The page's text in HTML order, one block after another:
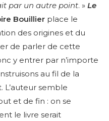
par un autre point. » Le
Bouillier place le
des origines et du
de parler de cette
y entrer par n’importe
au fil de la
semble
et de fin : on se
le livre serait